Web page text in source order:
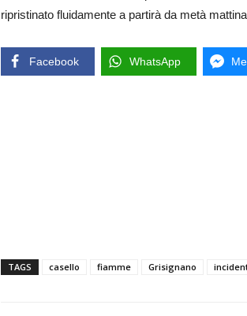
ripristinato fluidamente a partirà da metà
Facebook WhatsApp
TAGS casello fiamme Grisignano